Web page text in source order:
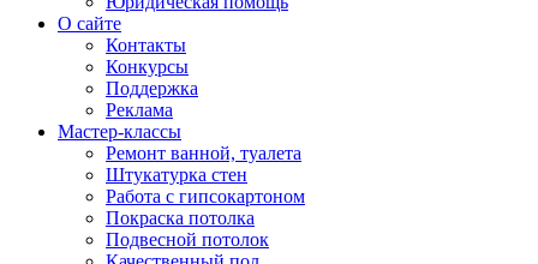
О сайте
Контакты
Конкурсы
Поддержка
Реклама
Мастер-классы
Ремонт ванной, туалета
Штукатурка стен
Работа с гипсокартоном
Покраска потолка
Подвесной потолок